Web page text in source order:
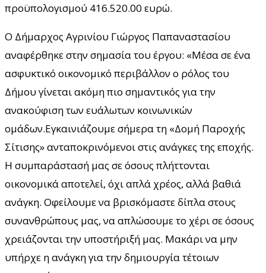
προϋπολογισμού 416.520.00 ευρώ.
Ο Δήμαρχος Αγρινίου Γιώργος Παπαναστασίου
αναφέρθηκε στην σημασία του έργου: «Μέσα σε ένα
ασφυκτικό οικονομικό περιβάλλον ο ρόλος του
Δήμου γίνεται ακόμη πιο σημαντικός για την
ανακούφιση των ευάλωτων κοινωνικών
ομάδων.Εγκαινιάζουμε σήμερα τη «Δομή Παροχής
Σίτισης» ανταποκρινόμενοι στις ανάγκες της εποχής.
Η συμπαράστασή μας σε όσους πλήττονται
οικονομικά αποτελεί, όχι απλά χρέος, αλλά βαθιά
ανάγκη. Οφείλουμε να βρισκόμαστε δίπλα στους
συνανθρώπους μας, να απλώσουμε το χέρι σε όσους
χρειάζονται την υποστήριξή μας. Μακάρι να μην
υπήρχε η ανάγκη για την δημιουργία τέτοιων